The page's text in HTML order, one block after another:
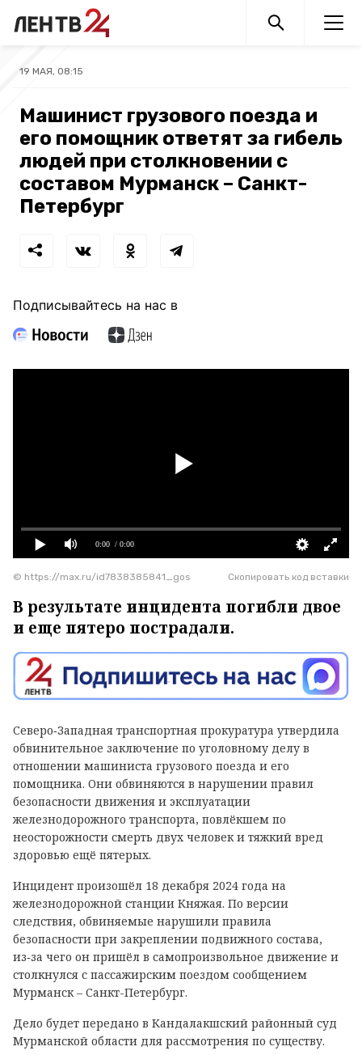
19 МАЯ, 08:15
Машинист грузового поезда и
его помощник ответят за гибель
людей при столкновении с
составом Мурманск – Санкт-
Петербург
Подписывайтесь на нас в
0:00 / 0:00
Скопировать код вставки
© https://max.ru/id7838385841_gos
В результате инцидента погибли двое
и еще пятеро пострадали.
Северо‑Западная транспортная прокуратура утвердила
обвинительное заключение по уголовному делу в
отношении машиниста грузового поезда и его
помощника. Они обвиняются в нарушении правил
безопасности движения и эксплуатации
железнодорожного транспорта, повлёкшем по
неосторожности смерть двух человек и тяжкий вред
здоровью ещё пятерых.
Инцидент произошёл 18 декабря 2024 года на
железнодорожной станции Княжая. По версии
следствия, обвиняемые нарушили правила
безопасности при закреплении подвижного состава,
из‑за чего он пришёл в самопроизвольное движение и
столкнулся с пассажирским поездом сообщением
Мурманск – Санкт-Петербург.
Дело будет передано в Кандалакшский районный суд
Мурманской области для рассмотрения по существу.